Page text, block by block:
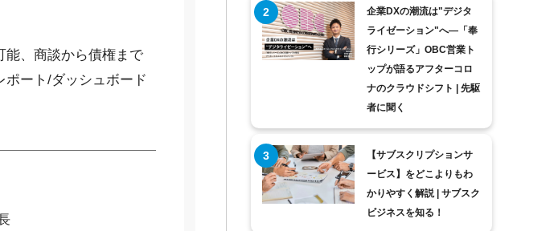
能、商談から債権まで
ート/ダッシュボード
企業DXの潮流は"デジタ
ライゼーション"へ―「奉
行シリーズ」OBC営業ト
ップが語るアフターコロ
ナのクラウドシフト | 先駆
者に聞く
【サブスクリプションサ
ービス】をどこよりもわ
かりやすく解説 | サブスク
ビジネスを知る！